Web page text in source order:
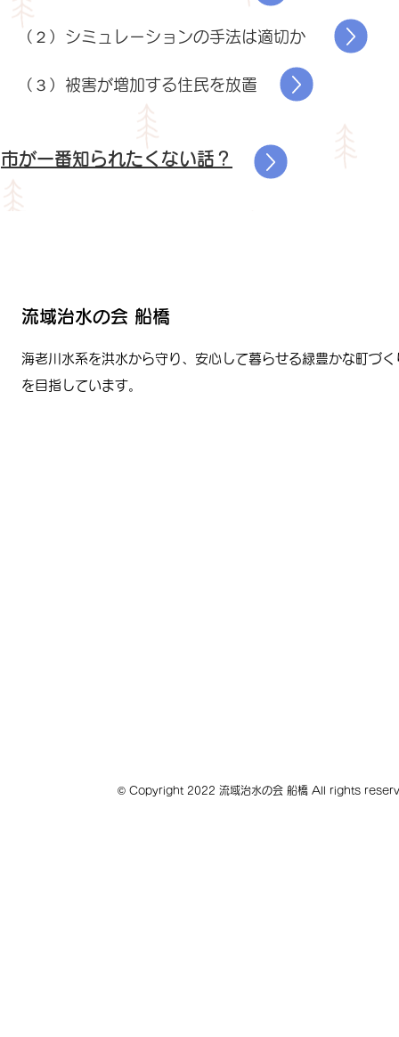
（２）シミュレーションの手法は適切か
（３）被害が増加する住民を放置
市が一番知られたくない話？
流域治水の会 船橋
海老川水系を洪水から守り、安心して暮らせる緑豊かな町づく
を目指しています。
© Copyright 2022 流域治水の会 船橋 All rights